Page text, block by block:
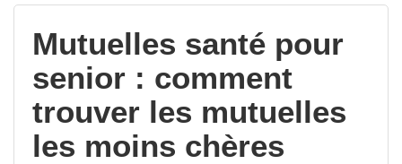
Mutuelles santé pour
senior : comment
trouver les mutuelles
les moins chères